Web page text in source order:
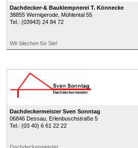
Dachdecker-& Bauklempnerei T. Könnecke
38855 Wernigerode, Mühlental 55
Tel.: (03943) 24 84 72
Wir blechen für Sie!
Dachdeckermeister Sven Sonntag
06846 Dessau, Erlenbuschstraße 5
Tel.: (03 40) 6 61 22 22